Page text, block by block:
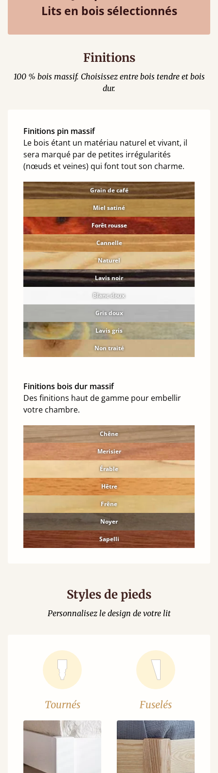
Lits en bois sélectionnés
Finitions
100 % bois massif. Choisissez entre bois tendre et bois
dur.
Finitions pin massif
Le bois étant un matériau naturel et vivant, il
sera marqué par de petites irrégularités
(nœuds et veines) qui font tout son charme.
Grain de café
Miel satiné
Forêt rousse
Cannelle
Naturel
Lavis noir
Blanc doux
Gris doux
Lavis gris
Non traité
Finitions bois dur massif
Des finitions haut de gamme pour embellir
votre chambre.
Chêne
Merisier
Érable
Hêtre
Frêne
Noyer
Sapelli
Styles de pieds
Personnalisez le design de votre lit
Tournés Fuselés